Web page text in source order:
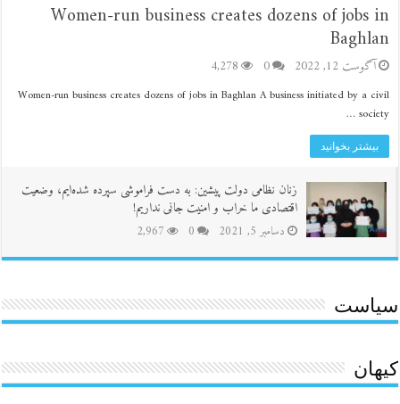
Women-run business creates dozens of jobs in
Baghlan
آگوست 12, 2022 0
4,278
Women-run business creates dozens of jobs in Baghlan A business initiated by a civil
society …
بیشتر بخوانید
زنان نظامی دولت پیشین: به دست فراموشی سپرده شده‌ایم، وضعیت
اقتصادی ما خراب و امنیت جانی نداریم!
دسامبر 5, 2021 0
2,967
سیاست
کیهان